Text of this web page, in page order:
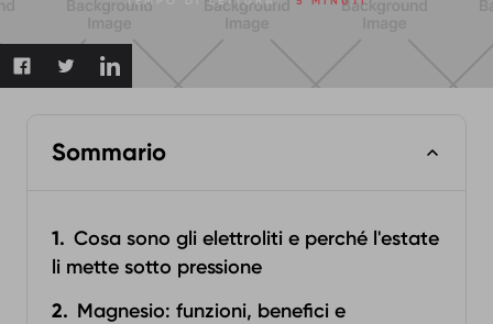
Sommario
Cosa sono gli elettroliti e perché l'estate
li mette sotto pressione
Magnesio: funzioni, benefici e